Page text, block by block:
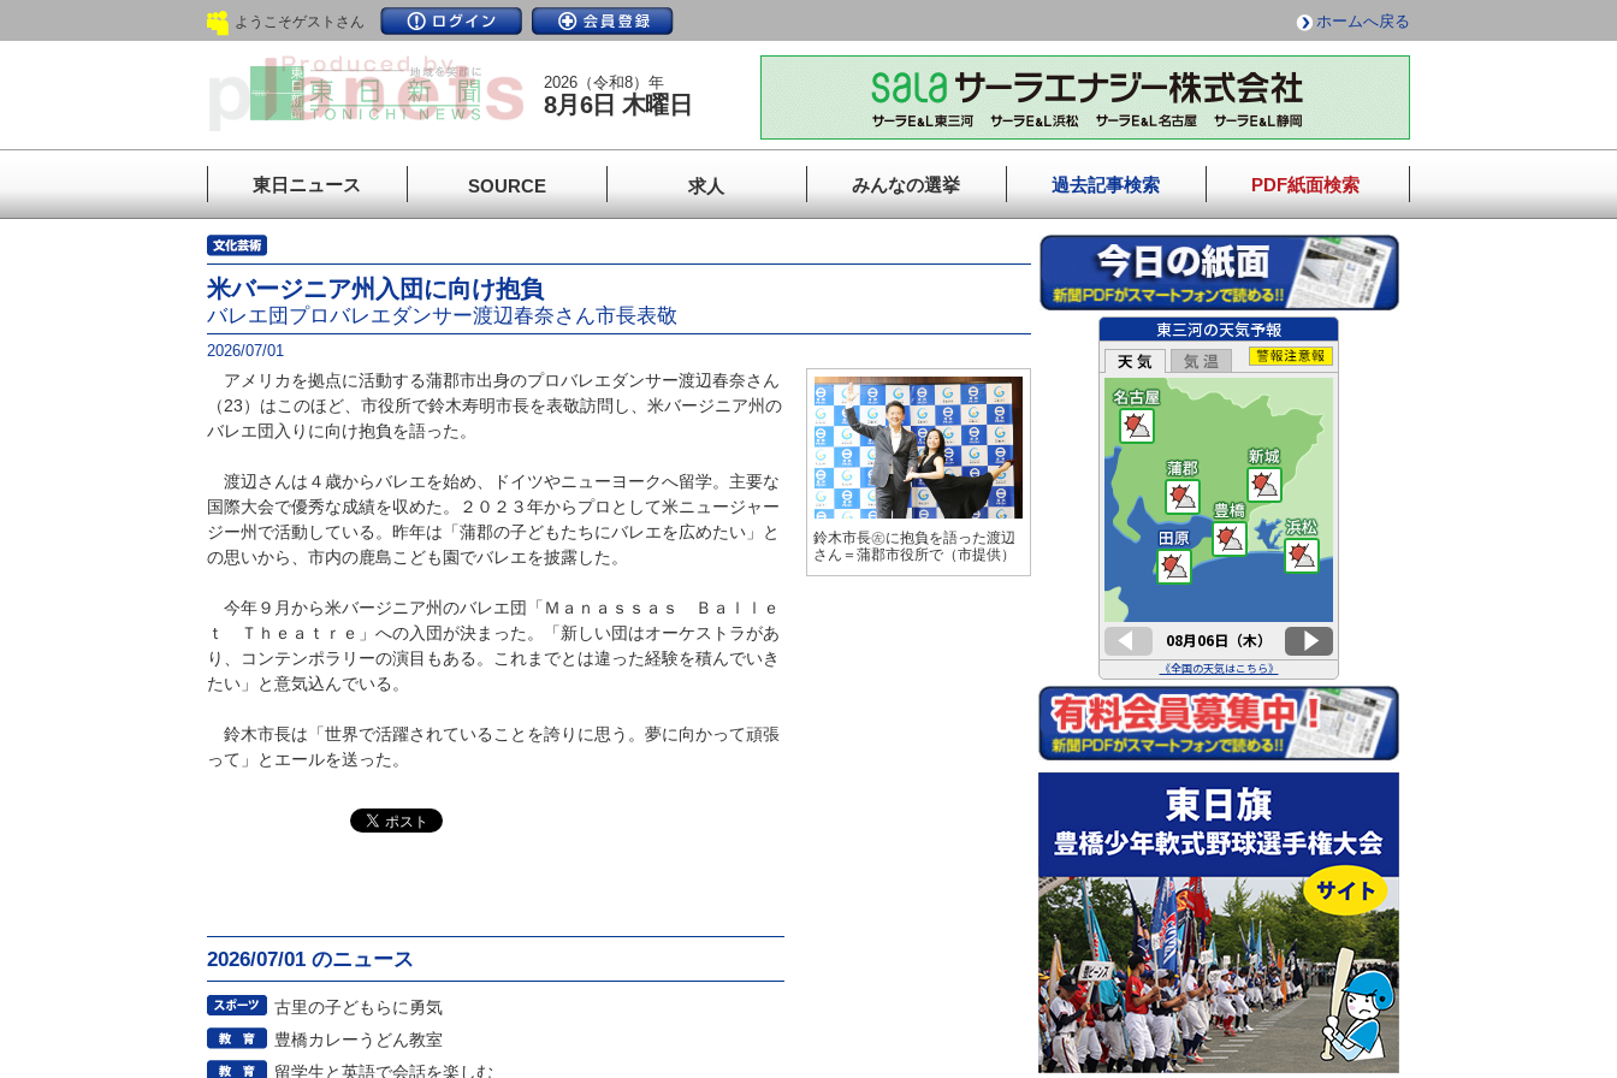
ようこそゲストさん ホームへ戻る
2026（令和8）年
8月6日 木曜日
東日ニュース SOURCE 求人 みんなの選挙 過去記事検索 PDF紙面検索
米バージニア州入団に向け抱負
バレエ団プロバレエダンサー渡辺春奈さん市長表敬
2026/07/01
アメリカを拠点に活動する蒲郡市出身のプロバレエダンサー渡辺春奈さん
（23）はこのほど、市役所で鈴木寿明市長を表敬訪問し、米バージニア州の
バレエ団入りに向け抱負を語った。
渡辺さんは４歳からバレエを始め、ドイツやニューヨークへ留学。主要な
国際大会で優秀な成績を収めた。２０２３年からプロとして米ニュージャー
ジー州で活動している。昨年は「蒲郡の子どもたちにバレエを広めたい」と
の思いから、市内の鹿島こども園でバレエを披露した。
今年９月から米バージニア州のバレエ団「Ｍａｎａｓｓａｓ Ｂａｌｌｅ
ｔ Ｔｈｅａｔｒｅ」への入団が決まった。「新しい団はオーケストラがあ
り、コンテンポラリーの演目もある。これまでとは違った経験を積んでいき
たい」と意気込んでいる。
鈴木市長は「世界で活躍されていることを誇りに思う。夢に向かって頑張
って」とエールを送った。
2026/07/01 のニュース
古里の子どもらに勇気
豊橋カレーうどん教室
留学生と英語で会話を楽しむ
鈴木市長㊧に抱負を語った渡辺
さん＝蒲郡市役所で（市提供）